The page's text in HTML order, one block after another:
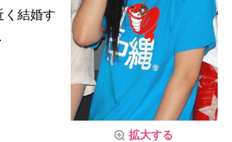
拡大する
く結婚す